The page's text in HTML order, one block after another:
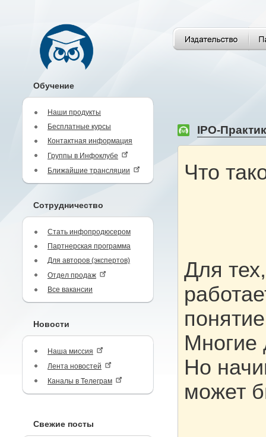
Обучение
Наши продукты
Бесплатные курсы
Контактная информация
Группы в Инфоклубе
Ближайшие трансляции
Сотрудничество
Стать инфопродюсером
Партнерская программа
Для авторов (экспертов)
Отдел продаж
Все вакансии
Новости
Наша миссия
Лента новостей
Каналы в Телеграм
Свежие посты
IPO-
Что
Для
Многие
Но
может